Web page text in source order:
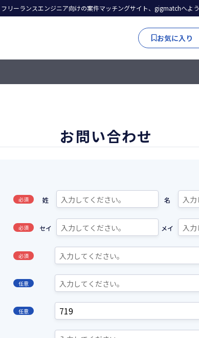
フリーランスエンジニア向けの案件マッチングサイト、gigmatchへよ
お気に入り
お問い合わせ
必須 姓 名
必須 セイ メイ
必須
任意
任意